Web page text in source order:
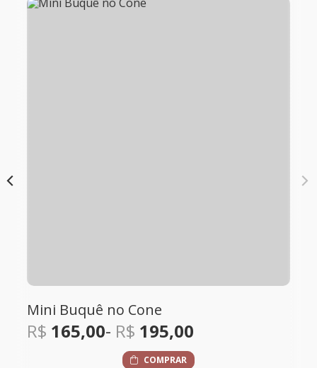
Buquê - tamanho M
R$450,00